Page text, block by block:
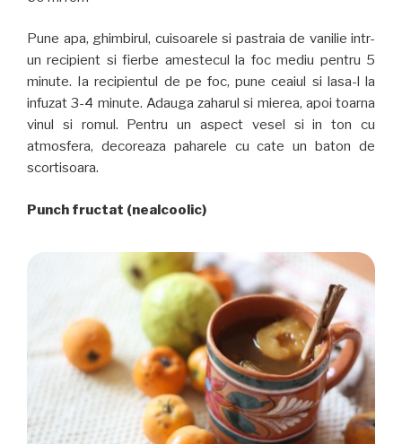
Pune apa, ghimbirul, cuisoarele si pastraia de vanilie intr-
un recipient si fierbe amestecul la foc mediu pentru 5
minute. Ia recipientul de pe foc, pune ceaiul si lasa-l la
infuzat 3-4 minute. Adauga zaharul si mierea, apoi toarna
vinul si romul. Pentru un aspect vesel si in ton cu
atmosfera, decoreaza paharele cu cate un baton de
scortisoara.
Punch fructat (nealcoolic)